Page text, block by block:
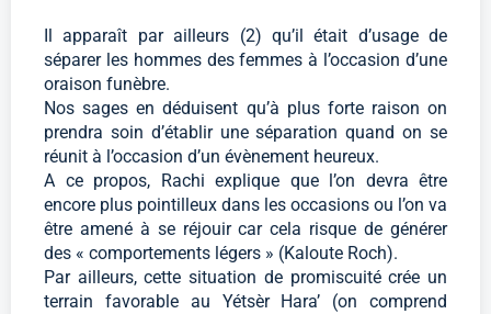
Il apparaît par ailleurs (2) qu’il était d’usage de
séparer les hommes des femmes à l’occasion d’une
oraison funèbre.
Nos sages en déduisent qu’à plus forte raison on
prendra soin d’établir une séparation quand on se
réunit à l’occasion d’un évènement heureux.
A ce propos, Rachi explique que l’on devra être
encore plus pointilleux dans les occasions ou l’on va
être amené à se réjouir car cela risque de générer
des « comportements légers » (Kaloute Roch).
Par ailleurs, cette situation de promiscuité crée un
terrain favorable au Yétsèr Hara’ (on comprend